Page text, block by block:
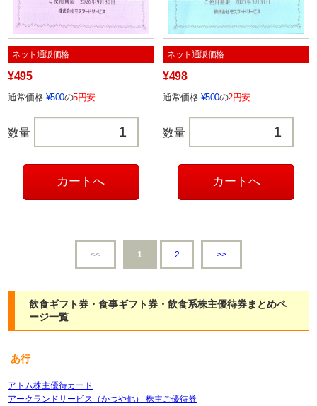
ネット通販価格
¥495
通常価格 ¥500の5円安
数量
ネット通販価格
¥498
通常価格 ¥500の2円安
数量
<< 1 2 >>
飲食ギフト券・食事ギフト券・飲食系株主優待券まとめペ
ージ一覧
あ行
アトム株主優待カード
アークランドサービス（かつや他） 株主ご優待券